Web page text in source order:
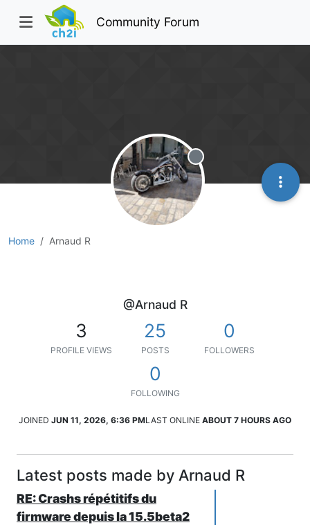
Community Forum
Home Arnaud R
Offline
@Arnaud R
3
PROFILE VIEWS
25
POSTS
0
FOLLOWERS
0
FOLLOWING
JOINED JUN 11, 2026, 6:36 PMLAST ONLINE ABOUT 7 HOURS AGO
Latest posts made by Arnaud R
RE: Crashs répétitifs du
firmware depuis la 15.5beta2